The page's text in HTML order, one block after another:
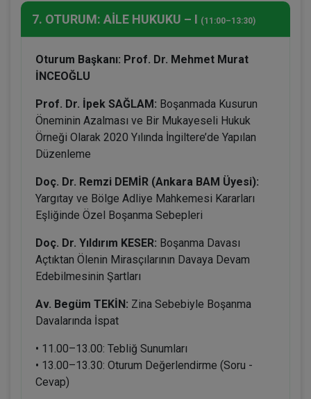
7. OTURUM: AİLE HUKUKU – I (11:00–13:30)
Oturum Başkanı: Prof. Dr. Mehmet Murat
İNCEOĞLU
Prof. Dr. İpek SAĞLAM: Boşanmada Kusurun
Öneminin Azalması ve Bir Mukayeseli Hukuk
Örneği Olarak 2020 Yılında İngiltere’de Yapılan
Düzenleme
Doç. Dr. Remzi DEMİR (Ankara BAM Üyesi):
Yargıtay ve Bölge Adliye Mahkemesi Kararları
Eşliğinde Özel Boşanma Sebepleri
Doç. Dr. Yıldırım KESER: Boşanma Davası
Açtıktan Ölenin Mirasçılarının Davaya Devam
Edebilmesinin Şartları
Av. Begüm TEKİN: Zina Sebebiyle Boşanma
Davalarında İspat
• 11.00–13.00: Tebliğ Sunumları
• 13.00–13.30: Oturum Değerlendirme (Soru -
Cevap)